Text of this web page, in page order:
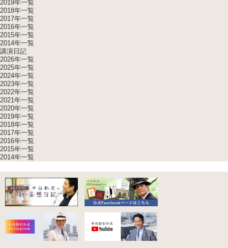
2019年一覧
2018年一覧
2017年一覧
2016年一覧
2015年一覧
2014年一覧
講演日記
2026年一覧
2025年一覧
2024年一覧
2023年一覧
2022年一覧
2021年一覧
2020年一覧
2019年一覧
2018年一覧
2017年一覧
2016年一覧
2015年一覧
2014年一覧